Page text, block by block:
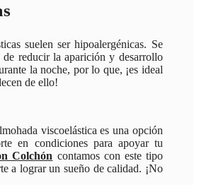
suelen ser hipoalergénicas. Se
reducir la aparición y desarrollo
la noche, por lo que, ¡es ideal
de ello!
viscoelástica es una opción
en condiciones para apoyar tu
Colchón contamos con este tipo
a lograr un sueño de calidad. ¡No